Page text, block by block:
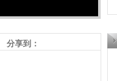
分享到：